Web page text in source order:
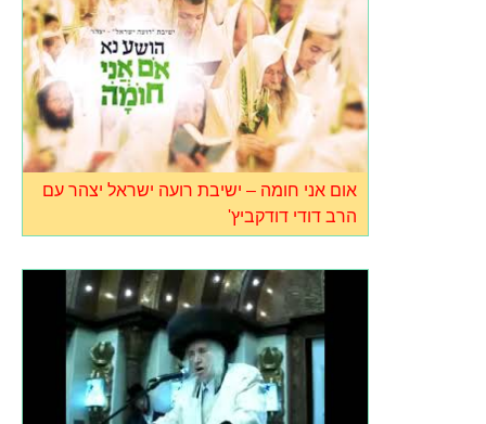
אום אני חומה – ישיבת רועה ישראל יצהר עם
הרב דודי דודקביץ'